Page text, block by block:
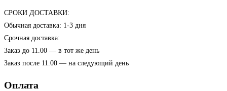
СРОКИ ДОСТАВКИ:
Обычная доставка: 1-3 дня
Срочная доставка:
Заказ до 11.00 — в тот же день
Заказ после 11.00 — на следующий день
Оплата